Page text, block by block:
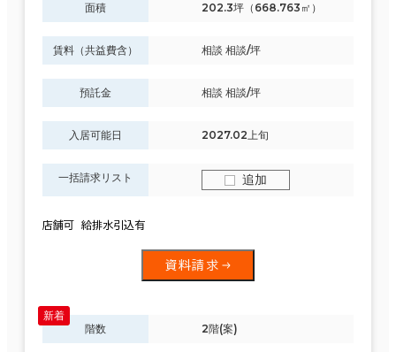
面積 202.3坪（668.763㎡）
賃料（共益費含） 相談 相談/坪
預託金 相談 相談/坪
入居可能日 2027.02上旬
一括請求リスト 追加
店舗可 給排水引込有
資料請求
階数 2階(案)